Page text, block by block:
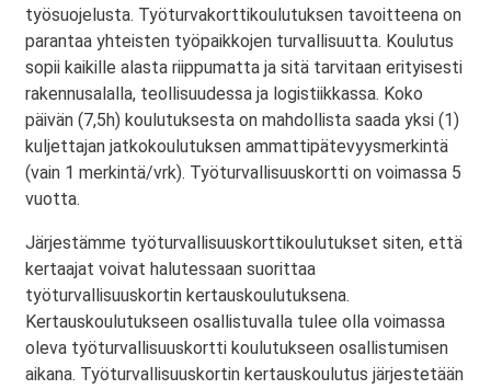
työsuojelusta. Työturvakorttikoulutuksen tavoitteena on
parantaa yhteisten työpaikkojen turvallisuutta. Koulutus
sopii kaikille alasta riippumatta ja sitä tarvitaan erityisesti
rakennusalalla, teollisuudessa ja logistiikkassa. Koko
päivän (7,5h) koulutuksesta on mahdollista saada yksi (1)
kuljettajan jatkokoulutuksen ammattipätevyysmerkintä
(vain 1 merkintä/vrk). Työturvallisuuskortti on voimassa 5
vuotta.
Järjestämme työturvallisuuskorttikoulutukset siten, että
kertaajat voivat halutessaan suorittaa
työturvallisuuskortin kertauskoulutuksena.
Kertauskoulutukseen osallistuvalla tulee olla voimassa
oleva työturvallisuuskortti koulutukseen osallistumisen
aikana. Työturvallisuuskortin kertauskoulutus järjestetään